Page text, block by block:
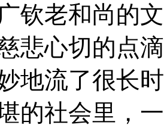
钦老和尚的
悲心切的点
地流了很长
的社会里，